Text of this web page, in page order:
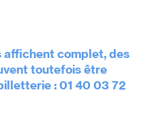
complet, des
toutefois être
: 01 40 03 72